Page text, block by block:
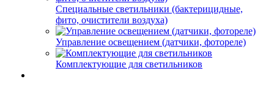
Специальные светильники (бактерицидные,
фито, очистители воздуха)
Управление освещением (датчики, фотореле)
Комплектующие для светильников